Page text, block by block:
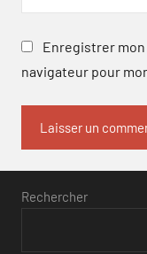
Enregistrer mon
navigateur pour
Rechercher